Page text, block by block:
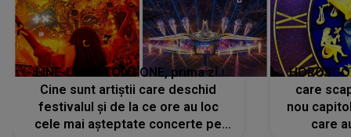
LINE-UP UNTOLD ONE, prima zi.
Cine sunt artiștii care deschid
festivalul și de la ce ore au loc
cele mai așteptate concerte pe
care
nou
care